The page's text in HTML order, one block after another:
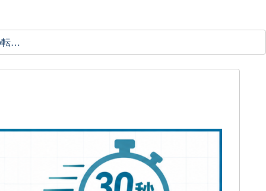
理学療法士の転職ガイド